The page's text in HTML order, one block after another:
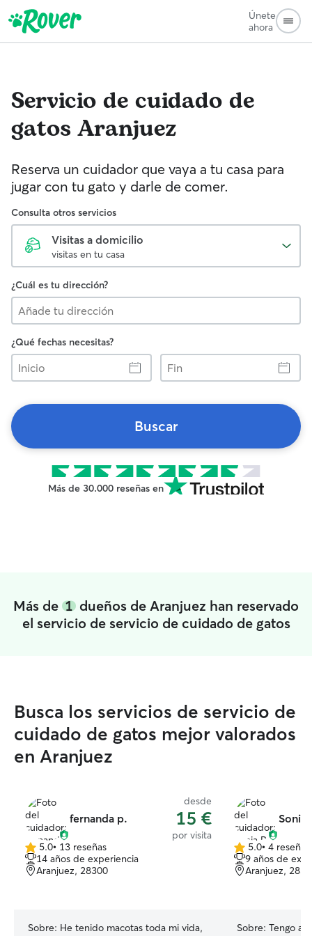
Únete
ahora
Servicio de cuidado de
gatosAranjuez
Reserva un cuidador que vaya a tu casa para
jugar con tu gato y darle de comer.
Consulta otros servicios
Visitas a domicilio
visitas en tu casa
¿Cuál es tu dirección?
¿Qué fechas necesitas?
Inicio
Fin
Buscar
Más de 30.000 reseñas en
Más de 1 dueños de Aranjuez han reservado
el servicio de servicio de cuidado de gatos
Busca los servicios de servicio de
cuidado de gatos mejor valorados
en Aranjuez
fernanda p.
desde
15 €
por visita
5.0
de
5
5.0• 13 reseñas
14 años de experiencia
Aranjuez, 28300
Sobre: He tenido macotas toda mi vida,
Sonia
5.0
de
5
5.0• 4 reseñas
9 años de
Aranjuez,
Sobre: Tengo